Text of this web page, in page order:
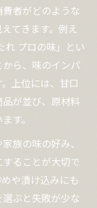
者がどのような
てきます。例え
れ プロの味」とい
ら、味のインパ
上位には、甘口
が並び、原材料
す。
族の味の好み、
ることが大切で
や漬け込みにも
ぶと失敗が少な